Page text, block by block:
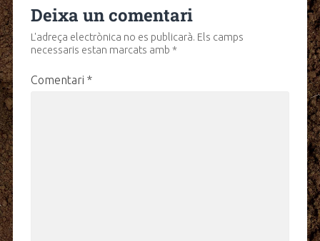
Deixa un comentari
L'adreça electrònica no es publicarà. Els camps
necessaris estan marcats amb *
Comentari *